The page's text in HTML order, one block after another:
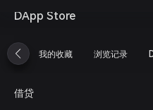
Français
简体中文
繁體中文
Bahasa Indonesia
ภาษาไทย
DApp Store
我的收藏 浏览记录
借贷